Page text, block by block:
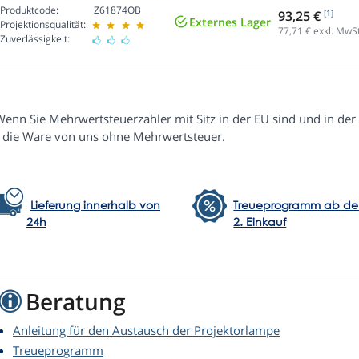
Produktcode:
Projektionsqualität:
Zuverlässigkeit:
Z61874OB
Externes Lager 93,25 € [1]
77,71 € exkl.
Sie Mehrwertsteuerzahler mit Sitz in der EU sind und in
die Ware von uns ohne Mehrwertsteuer.
Lieferung innerhalb von
24h
Treueprogramm ab
2. Einkauf
Beratung
Anleitung für den Austausch der Projektorlampe
Treueprogramm